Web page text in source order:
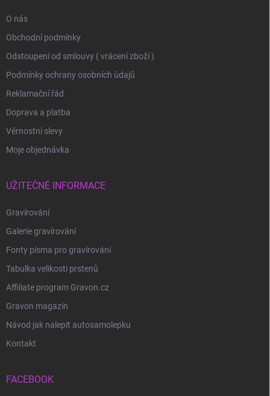
O nás
Obchodní podmínky
Odstoupení od smlouvy ( vrácení zboží )
Podmínky ochrany osobních údajů
Reklamační řád
Doprava a platba
Věrnostní slevy
Moje objednávka
UŽITEČNÉ INFORMACE
Gravírování
Galerie gravírování
Fonty písma pro gravírování
Tabulka velikosti prstenů
Affiliate program Gravon.cz
Gravon magazín
Návod jak nalepit autosamolepku
Kontakt
FACEBOOK